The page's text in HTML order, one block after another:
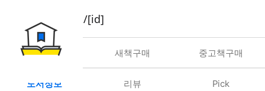
book/rent/[id]
대여 새책구매 중고책구매
도서정보 리뷰 Pick